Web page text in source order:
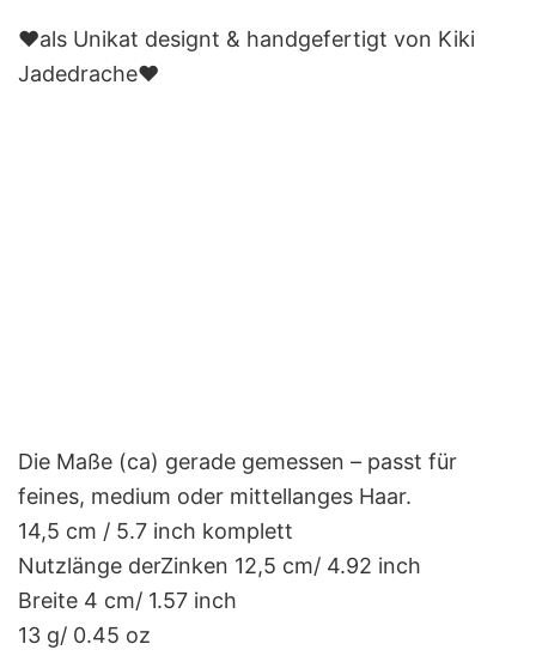
❤️als Unikat designt & handgefertigt von Kiki
Jadedrache❤️
Die Maße (ca) gerade gemessen – passt für
feines, medium oder mittellanges Haar.
14,5 cm / 5.7 inch komplett
Nutzlänge derZinken 12,5 cm/ 4.92 inch
Breite 4 cm/ 1.57 inch
13 g/ 0.45 oz